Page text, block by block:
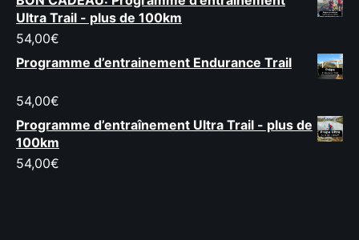
Ultra Trail - plus de 100km
54,00€
Programme d’entrainement Endurance Trail
54,00€
Programme d’entraînement Ultra Trail - plus de
100km
54,00€